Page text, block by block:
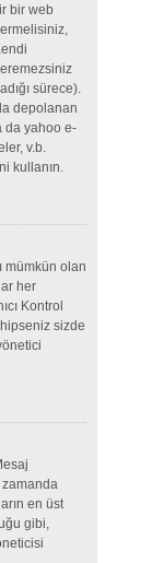
bir web
sürece).
depolanan
da yahoo e-
v.b.
kullanın.
mümkün olan
her
Kontrol
sizde
zamanda
en üst
gibi,